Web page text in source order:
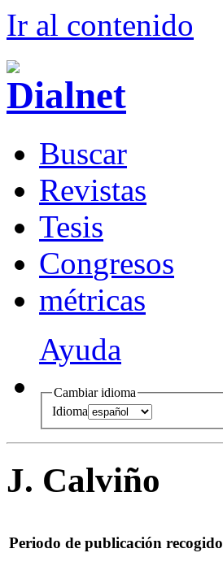
Ir al contenido
Buscar
Revistas
Tesis
Congresos
métricas
Ayuda
Cambiar idioma
Idioma
J. Calviño
Periodo de publicación recogido